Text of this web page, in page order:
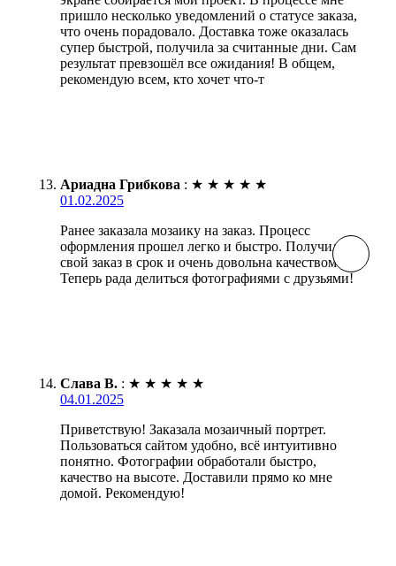
пришло несколько уведомлений о статусе заказа,
что очень порадовало. Доставка тоже оказалась
супер быстрой, получила за считанные дни. Сам
результат превзошёл все ожидания! В общем,
рекомендую всем, кто хочет что-т
Ариадна Грибкова : ★ ★ ★ ★ ★
01.02.2025
Ранее заказала мозаику на заказ. Процесс
оформления прошел легко и быстро. Получила
свой заказ в срок и очень довольна качеством.
Теперь рада делиться фотографиями с друзьями!
Слава В. : ★ ★ ★ ★ ★
04.01.2025
Приветствую! Заказала мозаичный портрет.
Пользоваться сайтом удобно, всё интуитивно
понятно. Фотографии обработали быстро,
качество на высоте. Доставили прямо ко мне
домой. Рекомендую!